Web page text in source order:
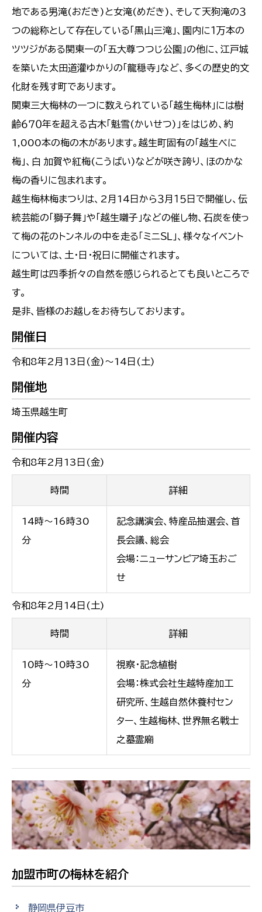
地である男滝(おだき)と女滝(めだき)、そして天狗滝の３
つの総称として存在している「黒山三滝」、園内に１万本の
ツツジがある関東一の「五大尊つつじ公園」の他に、江戸城
を築いた太田道灌ゆかりの「龍穏寺」など、多くの歴史的文
化財を残す町であります。
関東三大梅林の一つに数えられている「越生梅林」には樹
齢６７０年を超える古木「魁雪(かいせつ)」をはじめ、約
1,000本の梅の木があります。越生町固有の「越生べに
梅」、白 加賀や紅梅(こうばい)などが咲き誇り、ほのかな
梅の香りに包まれます。
越生梅林梅まつりは、2月14日から３月１５日で開催し、伝
統芸能の「獅子舞」や「越生囃子」などの催し物、石炭を使っ
て梅の花のトンネルの中を走る「ミニＳＬ」、様々なイベント
については、土・日・祝日に開催されます。
越生町は四季折々の自然を感じられるとても良いところで
す。
是非、皆様のお越しをお待ちしております。
開催日
令和8年2月13日(金)～14日(土)
開催地
埼玉県越生町
開催内容
令和8年2月13日(金)
時間 詳細
14時～16時30
分
記念講演会、特産品抽選会、首
長会議、総会
会場：ニューサンピア埼玉おご
せ
令和8年2月14日(土)
時間 詳細
10時～10時30
分
視察・記念植樹
会場：株式会社生越特産加工
研究所、生越自然休養村セン
ター、生越梅林、世界無名戦士
之墓霊廟
加盟市町の梅林を紹介
静岡県伊豆市